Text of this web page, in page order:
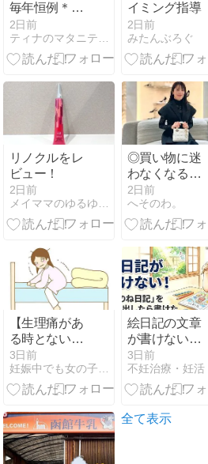
毎年恒例＊ひ
まわり畑で子
どもたちの成
長を実感｜昭
2日前
イミング指導
2日前
みたんぶろぐ
リノクルをレ
ビュー！
2日前
メイママのゆるゆる美活＊2人目妊活ブログ
◎買い物に迷
わなくなる方
法。
2日前
へそのわ。
【生理痛があ
る時とない時
の違い】徹底
解説！痛みの
原因と対策法
3日前
妊娠中でも女の子だもんね！
絵日記の文章
が書けないと
きは「あのね
日記」を思い
出させて‼️小2
日記🍧と低学
3日前
全て表示